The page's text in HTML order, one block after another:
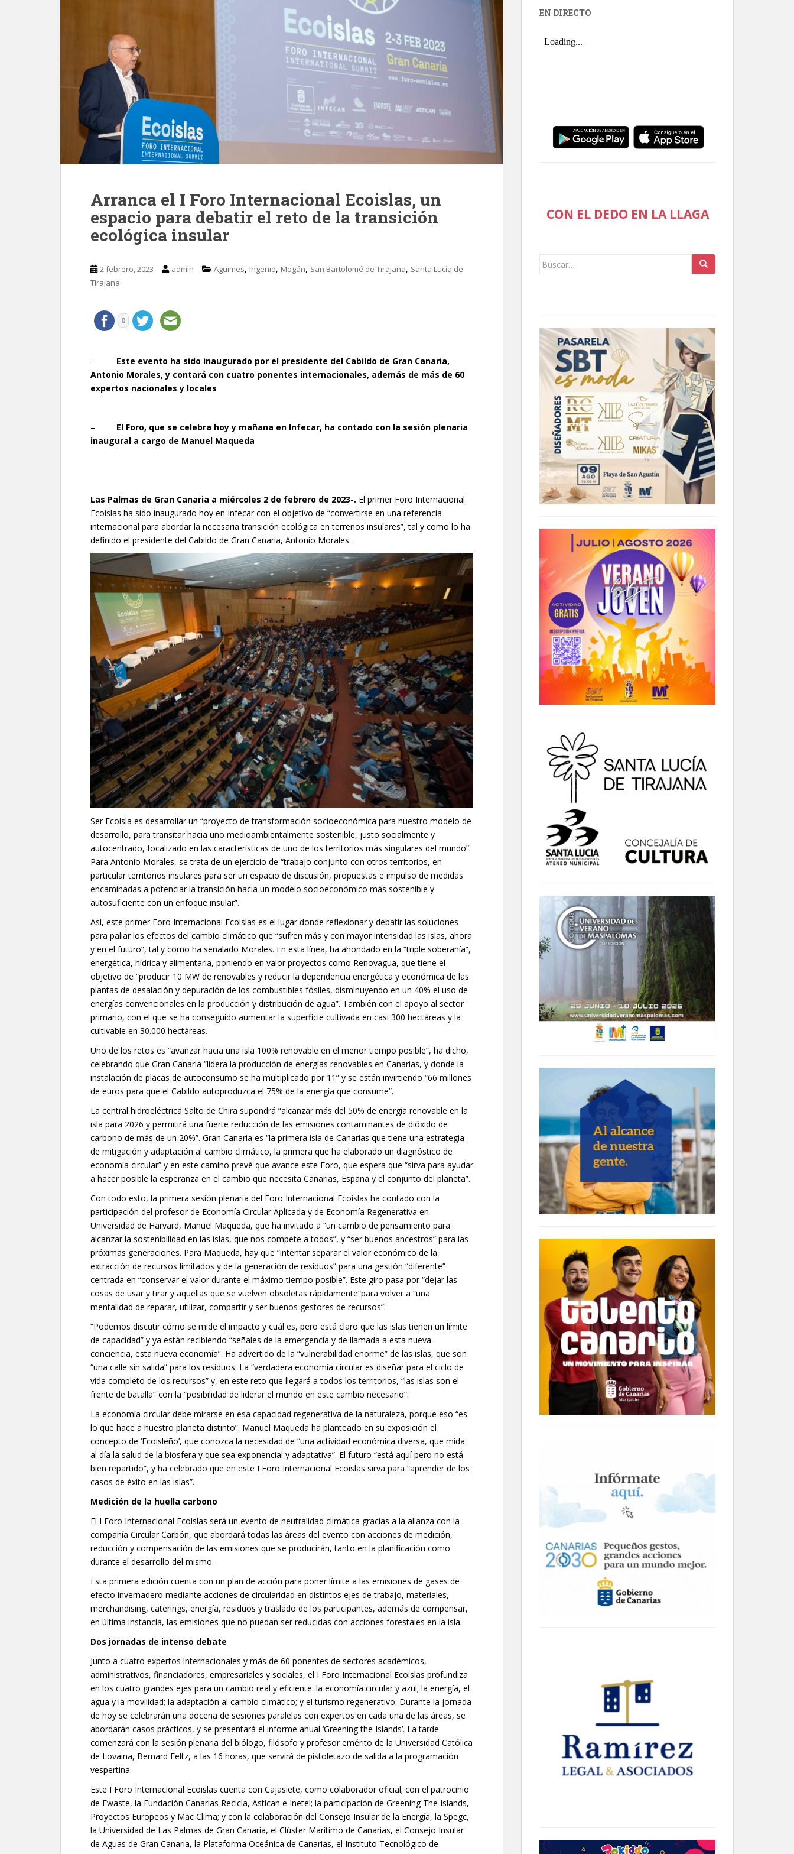
Arranca el I Foro Internacional Ecoislas, un
espacio para debatir el reto de la transición
ecológica insular
2 febrero, 2023 admin Agüimes, Ingenio, Mogán, San Bartolomé de Tirajana, Santa Lucía de
Tirajana
0
– Este evento ha sido inaugurado por el presidente del Cabildo de Gran Canaria,
Antonio Morales, y contará con cuatro ponentes internacionales, además de más de 60
expertos nacionales y locales
– El Foro, que se celebra hoy y mañana en Infecar, ha contado con la sesión plenaria
inaugural a cargo de Manuel Maqueda
Las Palmas de Gran Canaria a miércoles 2 de febrero de 2023-. El primer Foro Internacional
Ecoislas ha sido inaugurado hoy en Infecar con el objetivo de “convertirse en una referencia
internacional para abordar la necesaria transición ecológica en terrenos insulares”, tal y como lo ha
definido el presidente del Cabildo de Gran Canaria, Antonio Morales.
Ser Ecoisla es desarrollar un “proyecto de transformación socioeconómica para nuestro modelo de
desarrollo, para transitar hacia uno medioambientalmente sostenible, justo socialmente y
autocentrado, focalizado en las características de uno de los territorios más singulares del mundo”.
Para Antonio Morales, se trata de un ejercicio de “trabajo conjunto con otros territorios, en
particular territorios insulares para ser un espacio de discusión, propuestas e impulso de medidas
encaminadas a potenciar la transición hacia un modelo socioeconómico más sostenible y
autosuficiente con un enfoque insular”.
Así, este primer Foro Internacional Ecoislas es el lugar donde reflexionar y debatir las soluciones
para paliar los efectos del cambio climático que “sufren más y con mayor intensidad las islas, ahora
y en el futuro”, tal y como ha señalado Morales. En esta línea, ha ahondado en la “triple soberanía”,
energética, hídrica y alimentaria, poniendo en valor proyectos como Renovagua, que tiene el
objetivo de “producir 10 MW de renovables y reducir la dependencia energética y económica de las
plantas de desalación y depuración de los combustibles fósiles, disminuyendo en un 40% el uso de
energías convencionales en la producción y distribución de agua”. También con el apoyo al sector
primario, con el que se ha conseguido aumentar la superficie cultivada en casi 300 hectáreas y la
cultivable en 30.000 hectáreas.
Uno de los retos es “avanzar hacia una isla 100% renovable en el menor tiempo posible”, ha dicho,
celebrando que Gran Canaria “lidera la producción de energías renovables en Canarias, y donde la
instalación de placas de autoconsumo se ha multiplicado por 11” y se están invirtiendo “66 millones
de euros para que el Cabildo autoproduzca el 75% de la energía que consume”.
La central hidroeléctrica Salto de Chira supondrá “alcanzar más del 50% de energía renovable en la
isla para 2026 y permitirá una fuerte reducción de las emisiones contaminantes de dióxido de
carbono de más de un 20%”. Gran Canaria es “la primera isla de Canarias que tiene una estrategia
de mitigación y adaptación al cambio climático, la primera que ha elaborado un diagnóstico de
economía circular” y en este camino prevé que avance este Foro, que espera que “sirva para ayudar
a hacer posible la esperanza en el cambio que necesita Canarias, España y el conjunto del planeta”.
Con todo esto, la primera sesión plenaria del Foro Internacional Ecoislas ha contado con la
participación del profesor de Economía Circular Aplicada y de Economía Regenerativa en
Universidad de Harvard, Manuel Maqueda, que ha invitado a “un cambio de pensamiento para
alcanzar la sostenibilidad en las islas, que nos compete a todos”, y “ser buenos ancestros” para las
próximas generaciones. Para Maqueda, hay que “intentar separar el valor económico de la
extracción de recursos limitados y de la generación de residuos” para una gestión “diferente”
centrada en “conservar el valor durante el máximo tiempo posible”. Este giro pasa por “dejar las
cosas de usar y tirar y aquellas que se vuelven obsoletas rápidamente”para volver a “una
mentalidad de reparar, utilizar, compartir y ser buenos gestores de recursos”.
“Podemos discutir cómo se mide el impacto y cuál es, pero está claro que las islas tienen un límite
de capacidad” y ya están recibiendo “señales de la emergencia y de llamada a esta nueva
conciencia, esta nueva economía”. Ha advertido de la “vulnerabilidad enorme” de las islas, que son
“una calle sin salida” para los residuos. La “verdadera economía circular es diseñar para el ciclo de
vida completo de los recursos” y, en este reto que llegará a todos los territorios, “las islas son el
frente de batalla” con la “posibilidad de liderar el mundo en este cambio necesario”.
La economía circular debe mirarse en esa capacidad regenerativa de la naturaleza, porque eso “es
lo que hace a nuestro planeta distinto”. Manuel Maqueda ha planteado en su exposición el
concepto de ‘Ecoisleño’, que conozca la necesidad de “una actividad económica diversa, que mida
al día la salud de la biosfera y que sea exponencial y adaptativa”. El futuro “está aquí pero no está
bien repartido”, y ha celebrado que en este I Foro Internacional Ecoislas sirva para “aprender de los
casos de éxito en las islas”.
Medición de la huella carbono
El I Foro Internacional Ecoislas será un evento de neutralidad climática gracias a la alianza con la
compañía Circular Carbón, que abordará todas las áreas del evento con acciones de medición,
reducción y compensación de las emisiones que se producirán, tanto en la planificación como
durante el desarrollo del mismo.
Esta primera edición cuenta con un plan de acción para poner límite a las emisiones de gases de
efecto invernadero mediante acciones de circularidad en distintos ejes de trabajo, materiales,
merchandising, caterings, energía, residuos y traslado de los participantes, además de compensar,
en última instancia, las emisiones que no puedan ser reducidas con acciones forestales en la isla.
Dos jornadas de intenso debate
Junto a cuatro expertos internacionales y más de 60 ponentes de sectores académicos,
administrativos, financiadores, empresariales y sociales, el I Foro Internacional Ecoislas profundiza
en los cuatro grandes ejes para un cambio real y eficiente: la economía circular y azul; la energía, el
agua y la movilidad; la adaptación al cambio climático; y el turismo regenerativo. Durante la jornada
de hoy se celebrarán una docena de sesiones paralelas con expertos en cada una de las áreas, se
abordarán casos prácticos, y se presentará el informe anual ‘Greening the Islands’. La tarde
comenzará con la sesión plenaria del biólogo, filósofo y profesor emérito de la Universidad Católica
de Lovaina, Bernard Feltz, a las 16 horas, que servirá de pistoletazo de salida a la programación
vespertina.
Este I Foro Internacional Ecoislas cuenta con Cajasiete, como colaborador oficial; con el patrocinio
de Ewaste, la Fundación Canarias Recicla, Astican e Inetel; la participación de Greening The Islands,
Proyectos Europeos y Mac Clima; y con la colaboración del Consejo Insular de la Energía, la Spegc,
la Universidad de Las Palmas de Gran Canaria, el Clúster Marítimo de Canarias, el Consejo Insular
de Aguas de Gran Canaria, la Plataforma Oceánica de Canarias, el Instituto Tecnológico de
EN DIRECTO
CON EL DEDO EN LA LLAGA
Buscar: